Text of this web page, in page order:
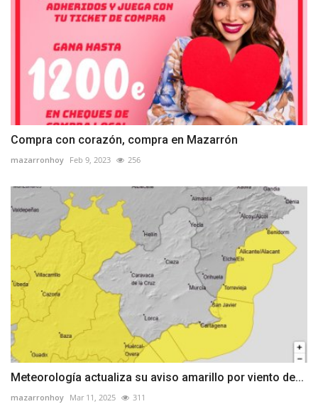
Compra con corazón, compra en Mazarrón
mazarronhoy Feb 9, 2023 256
Meteorología actualiza su aviso amarillo por viento de...
mazarronhoy Mar 11, 2025 311